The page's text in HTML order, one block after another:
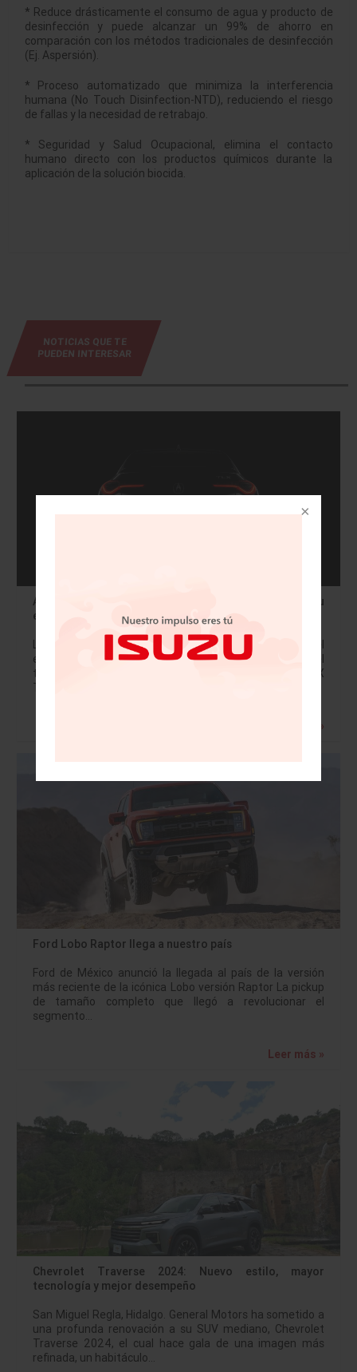
* Reduce drásticamente el consumo de agua y producto de
desinfección y puede alcanzar un 99% de ahorro en
comparación con los métodos tradicionales de desinfección
(Ej. Aspersión).
* Proceso automatizado que minimiza la interferencia
humana (No Touch Disinfection-NTD), reduciendo el riesgo
de fallas y la necesidad de retrabajo.
* Seguridad y Salud Ocupacional, elimina el contacto
humano directo con los productos químicos durante la
aplicación de la solución biocida.
NOTICIAS QUE TE
PUEDEN INTERESAR
Acura TLX de próxima generación está listo para su
estreno digital el 28 de mayo
La imagen de adelanto del nuevo TLX muestra el
expresivo perfil trasero, la ancha postura, la baja línea del
techo y el tubo de escape con salida cuádruple. TLX
Type…
Leer más »
Ford Lobo Raptor llega a nuestro país
Ford de México anunció la llegada al país de la versión
más reciente de la icónica Lobo versión Raptor La pickup
de tamaño completo que llegó a revolucionar el
segmento…
Leer más »
Chevrolet Traverse 2024: Nuevo estilo, mayor
tecnología y mejor desempeño
San Miguel Regla, Hidalgo. General Motors ha sometido a
una profunda renovación a su SUV mediano, Chevrolet
Traverse 2024, el cual hace gala de una imagen más
refinada, un habitáculo…